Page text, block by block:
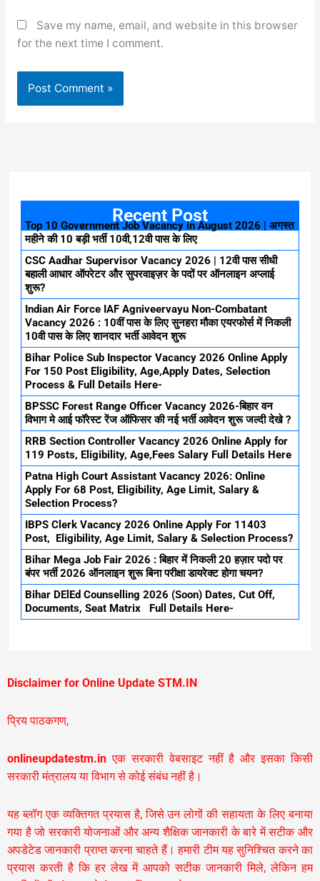
Save my name, email, and website in this browser
for the next time I comment.
Recent Post
Top 10 Government Job Vacancy in August 2026 | अगस्त
महीने की 10 बड़ी भर्ती 10वी,12वी पास के लिए
CSC Aadhar Supervisor Vacancy 2026 | 12वी पास सीधी
बहाली आधार ऑपरेटर और सुपरवाइज़र के पदों पर ऑनलाइन अप्लाई
शुरू?
Indian Air Force IAF Agniveervayu Non-Combatant
Vacancy 2026 : 10वीं पास के लिए सुनहरा मौका एयरफोर्स में निकली
10वी पास के लिए शानदार भर्ती आवेदन शुरू
Bihar Police Sub Inspector Vacancy 2026 Online Apply
For 150 Post Eligibility, Age,Apply Dates, Selection
Process & Full Details Here-
BPSSC Forest Range Officer Vacancy 2026-बिहार वन
विभाग मे आई फॉरेस्ट रेंज ऑफिसर की नई भर्ती आवेदन शुरू जल्दी देखे ?
RRB Section Controller Vacancy 2026 Online Apply for
119 Posts, Eligibility, Age,Fees Salary Full Details Here
Patna High Court Assistant Vacancy 2026: Online
Apply For 68 Post, Eligibility, Age Limit, Salary &
Selection Process?
IBPS Clerk Vacancy 2026 Online Apply For 11403
Post, Eligibility, Age Limit, Salary & Selection Process?
Bihar Mega Job Fair 2026 : बिहार में निकली 20 हज़ार पदो पर
बंपर भर्ती 2026 ऑनलाइन शुरू बिना परीक्षा डायरेक्ट होगा चयन?
Bihar DElEd Counselling 2026 (Soon) Dates, Cut Off,
Documents, Seat Matrix Full Details Here-
Disclaimer for Online Update STM.IN
प्रिय पाठकगण,
onlineupdatestm.in एक सरकारी वेबसाइट नहीं है और इसका किसी
सरकारी मंत्रालय या विभाग से कोई संबंध नहीं है।
यह ब्लॉग एक व्यक्तिगत प्रयास है, जिसे उन लोगों की सहायता के लिए बनाया
गया है जो सरकारी योजनाओं और अन्य शैक्षिक जानकारी के बारे में सटीक और
अपडेटेड जानकारी प्राप्त करना चाहते हैं। हमारी टीम यह सुनिश्चित करने का
प्रयास करती है कि हर लेख में आपको सटीक जानकारी मिले, लेकिन हम